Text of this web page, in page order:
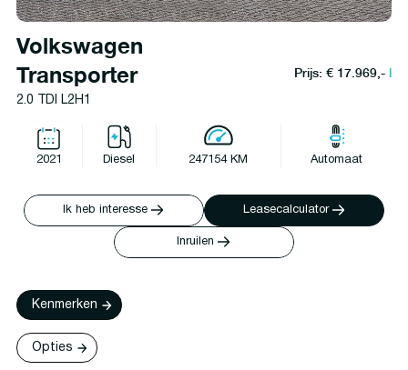
Volkswagen
Transporter
2.0 TDI L2H1
Prijs: € 17.969,-l
2021 Diesel 247154 KM Automaat
Ik heb interesse Leasecalculator
Inruilen
Kenmerken
Opties